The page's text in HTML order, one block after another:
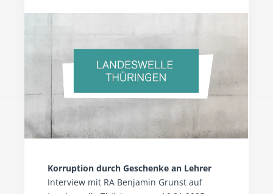
Korruption durch Geschenke an Lehrer
Interview mit RA Benjamin Grunst auf